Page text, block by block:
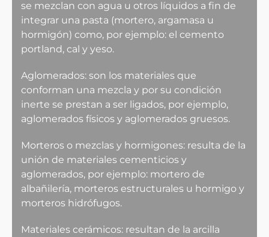
se mezclan con agua u otros líquidos a fin de
integrar una pasta (mortero, argamasa u
hormigón) como, por ejemplo: el cemento
portland, cal y yeso.
Aglomerados: son los materiales que
conforman una mezcla y por su condición
inerte se prestan a ser ligados, por ejemplo,
aglomerados físicos y aglomerados gruesos.
Morteros o mezclas y hormigones: resulta de la
unión de materiales cementicios y
aglomerados, por ejemplo: mortero de
albañilería, morteros estructurales u hormigo y
morteros hidrófugos.
Materiales cerámicos: resultan de la arcilla